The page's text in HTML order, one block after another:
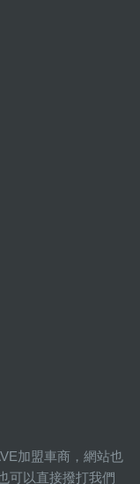
加盟車商，網站也
可以直接撥打我們